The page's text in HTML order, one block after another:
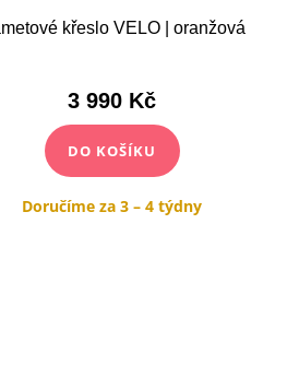
křeslo VELO | oranžová
3 990 Kč
DO KOŠÍKU
Doručíme za 3 – 4 týdny